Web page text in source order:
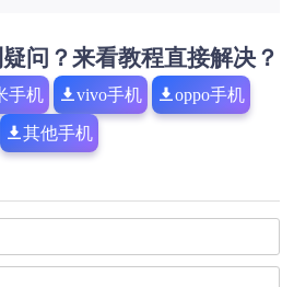
问？来看教程直接解决？
手机 vivo手机 oppo手机
其他手机